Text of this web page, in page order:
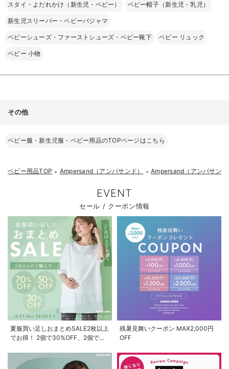
お買い物を続ける カートへ進む
スタイ・よだれかけ（新生児・ベビー） ベビー帽子（新生児・乳児）
新生児スリーパー・ベビーパジャマ
ベビーシューズ・ファーストシューズ・ベビー靴下 ベビー リュック
ベビー 小物
その他
ベビー服・新生児服・ベビー用品のTOPページはこちら
ベビー用品TOP ＞ Ampersand（アンパサンド） ＞ Ampersand（アンパサン
EVENT
セール / クーポン情報
夏服買い足しおまとめSALE2枚以上
でお得！ 2個で30%OFF、2個で
残暑見舞いクーポン MAX2,000円
OFF
お気に入り商品を確認する